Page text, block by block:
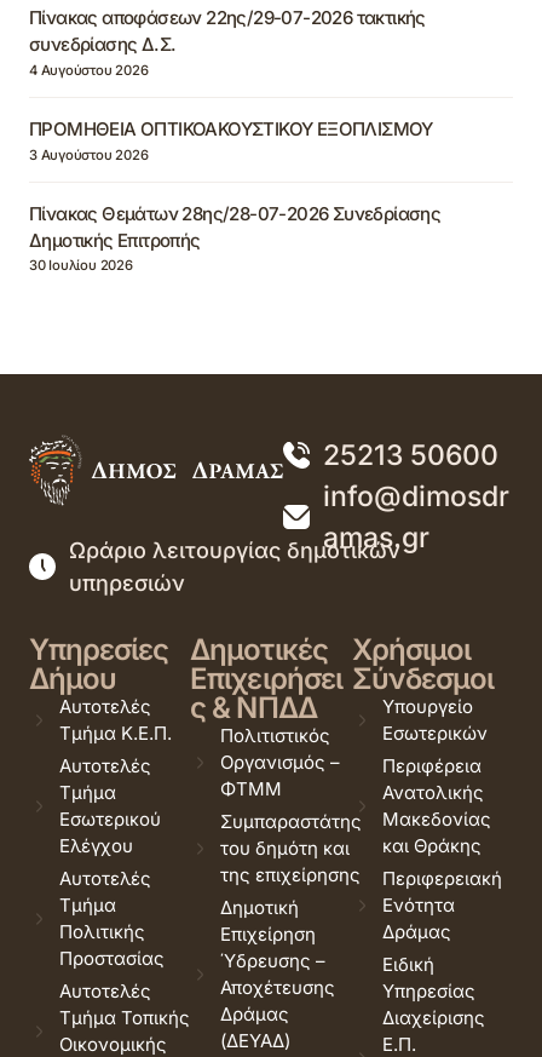
Πίνακας αποφάσεων 22ης/29-07-2026 τακτικής
συνεδρίασης Δ.Σ.
4 Αυγούστου 2026
ΠΡΟΜΗΘΕΙΑ ΟΠΤΙΚΟΑΚΟΥΣΤΙΚΟΥ ΕΞΟΠΛΙΣΜΟΥ
3 Αυγούστου 2026
Πίνακας Θεμάτων 28ης/28-07-2026 Συνεδρίασης
Δημοτικής Επιτροπής
30 Ιουλίου 2026
25213 50600
info@dimosdr
amas.gr
Ωράριο λειτουργίας δημοτικών
υπηρεσιών
Υπηρεσίες
Δήμου
Αυτοτελές
Τμήμα Κ.Ε.Π.
Αυτοτελές
Τμήμα
Εσωτερικού
Ελέγχου
Αυτοτελές
Τμήμα
Πολιτικής
Προστασίας
Αυτοτελές
Τμήμα Τοπικής
Οικονομικής
Δημοτικές
Επιχειρήσει
ς & ΝΠΔΔ
Πολιτιστικός
Οργανισμός –
ΦΤΜΜ
Συμπαραστάτης
του δημότη και
της επιχείρησης
Δημοτική
Επιχείρηση
Ύδρευσης –
Αποχέτευσης
Δράμας
(ΔΕΥΑΔ)
Χρήσιμοι
Σύνδεσμοι
Υπουργείο
Εσωτερικών
Περιφέρεια
Ανατολικής
Μακεδονίας
και Θράκης
Περιφερειακή
Ενότητα
Δράμας
Ειδική
Υπηρεσίας
Διαχείρισης
Ε.Π.